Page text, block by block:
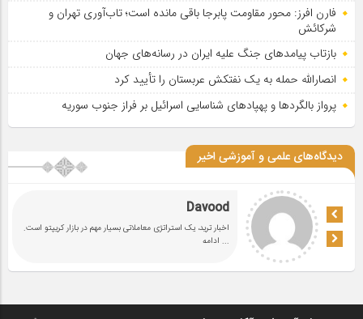
فارن افرز: محور مقاومت پابرجا باقی مانده است؛ تاب‌آوری تهران و
شرکائش
بازتاب پیامدهای جنگ علیه ایران در رسانه‌های جهان
انصارالله حمله به یک نفتکش عربستان را تأیید کرد
پرواز بالگردها و پهپادهای شناسایی اسرائیل بر فراز جنوب سوریه
دیدگاه‌های علمی و آموزشی اخیر
Davood
اخبار ترید، یک استراتژی معاملاتی بسیار مهم در بازار کریپتو است.
... ادامه